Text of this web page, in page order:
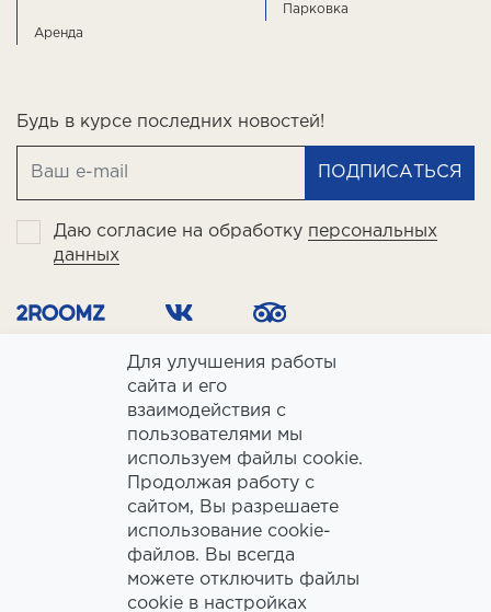
Аренда
Парковка
Будь в курсе последних новостей!
ПОДПИСАТЬСЯ
Даю согласие на обработку персональных
данных
ООО «Славянская» ИНН 7730001183, ОГРН 1027739155620
footer_category_hotel
Аккредитованная организация, осуществляющая классификацию
Свидетельство об аккредитации: 77/АА-105/89-2024 от 13 августа 2024г.
Политика конфиденциальности
Положение об обработке ПД
Для улучшения работы
сайта и его
взаимодействия с
пользователями мы
используем файлы cookie.
Продолжая работу с
сайтом, Вы разрешаете
использование cookie-
файлов. Вы всегда
можете отключить файлы
cookie в настройках